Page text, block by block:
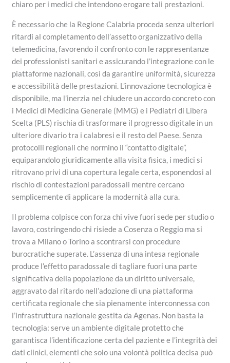
chiaro per i medici che intendono erogare tali prestazioni.
È necessario che la Regione Calabria proceda senza ulteriori
ritardi al completamento dell’assetto organizzativo della
telemedicina, favorendo il confronto con le rappresentanze
dei professionisti sanitari e assicurando l’integrazione con le
piattaforme nazionali, così da garantire uniformità, sicurezza
e accessibilità delle prestazioni. L’innovazione tecnologica è
disponibile, ma l’inerzia nel chiudere un accordo concreto con
i Medici di Medicina Generale (MMG) e i Pediatri di Libera
Scelta (PLS) rischia di trasformare il progresso digitale in un
ulteriore divario tra i calabresi e il resto del Paese. Senza
protocolli regionali che normino il “contatto digitale”,
equiparandolo giuridicamente alla visita fisica, i medici si
ritrovano privi di una copertura legale certa, esponendosi al
rischio di contestazioni paradossali mentre cercano
semplicemente di applicare la modernità alla cura.
Il problema colpisce con forza chi vive fuori sede per studio o
lavoro, costringendo chi risiede a Cosenza o Reggio ma si
trova a Milano o Torino a scontrarsi con procedure
burocratiche superate. L’assenza di una intesa regionale
produce l’effetto paradossale di tagliare fuori una parte
significativa della popolazione da un diritto universale,
aggravato dal ritardo nell’adozione di una piattaforma
certificata regionale che sia pienamente interconnessa con
l’infrastruttura nazionale gestita da Agenas. Non basta la
tecnologia: serve un ambiente digitale protetto che
garantisca l’identificazione certa del paziente e l’integrità dei
dati clinici, elementi che solo una volontà politica decisa può